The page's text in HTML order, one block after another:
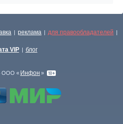
| реклама | для правообладателей |
VIP | блог
ООО « Инфон »